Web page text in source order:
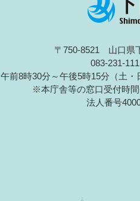
〒750-8521 山口県
083-231-
午前8時30分～午後5時15分（土・
※本庁舎等の窓口受付時
法人番号